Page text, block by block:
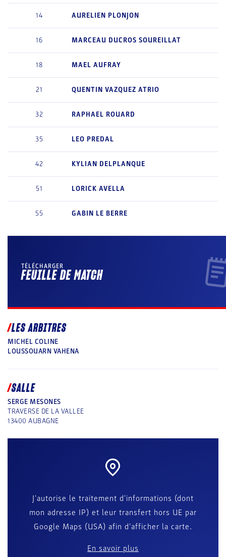
14 AURELIEN PLONJON
16 MARCEAU DUCROS SOUREILLAT
18 MAEL AUFRAY
21 QUENTIN VAZQUEZ ATRIO
32 RAPHAEL ROUARD
35 LEO PREDAL
42 KYLIAN DELPLANQUE
51 LORICK AVELLA
55 GABIN LE BERRE
TÉLÉCHARGER
FEUILLE DE MATCH
LES ARBITRES
MICHEL COLINE
LOUSSOUARN VAHENA
SALLE
SERGE MESONES
TRAVERSE DE LA VALLEE
13400 AUBAGNE
J'autorise le traitement d'informations (dont
mon adresse IP) et leur transfert hors UE par
Google Maps (USA) afin d'afficher la carte.
En savoir plus